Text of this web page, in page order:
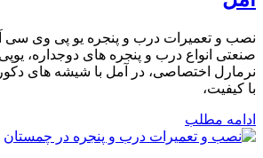
نصب و تعمیرات درب و پنجره یو پی وی سی
صنعتی انواع درب و پنجره های دوجداره،
نرمارل اختصاصی، در آمل با شیشه های
با کیفیت،
ادامه مطلب